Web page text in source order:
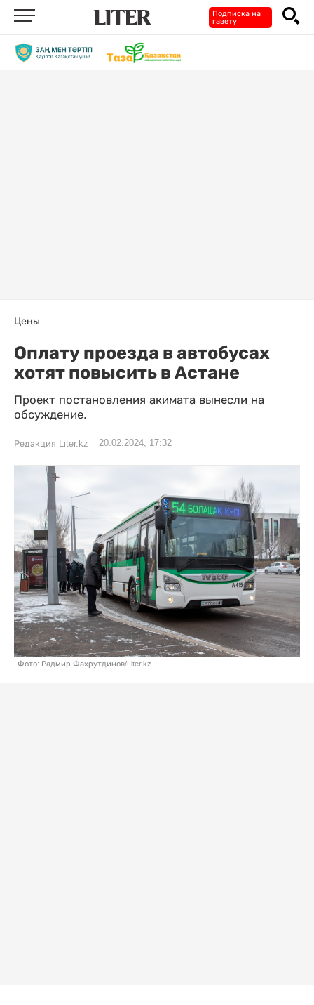
Подписка на
газету
Цены
Оплату проезда в автобусах
хотят повысить в Астане
Проект постановления акимата вынесли на
обсуждение.
Редакция Liter.kz 20.02.2024, 17:32
Фото: Радмир Фахрутдинов/Liter.kz